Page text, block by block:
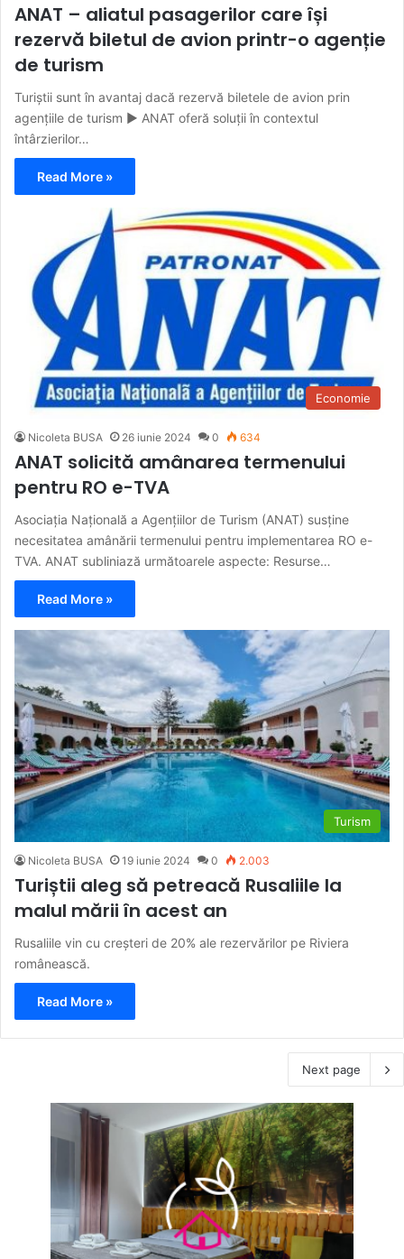
ANAT – aliatul pasagerilor care își
rezervă biletul de avion printr-o agenție
de turism
Turiștii sunt în avantaj dacă rezervă biletele de avion prin
agențiile de turism ► ANAT oferă soluții în contextul
întârzierilor…
Read More »
Economie
Nicoleta BUSA 26 iunie 2024 0 634
ANAT solicită amânarea termenului
pentru RO e-TVA
Asociația Națională a Agențiilor de Turism (ANAT) susține
necesitatea amânării termenului pentru implementarea RO e-
TVA. ANAT subliniază următoarele aspecte: Resurse…
Read More »
Turism
Nicoleta BUSA 19 iunie 2024 0 2.003
Turiștii aleg să petreacă Rusaliile la
malul mării în acest an
Rusaliile vin cu creșteri de 20% ale rezervărilor pe Riviera
românească.
Read More »
Next page